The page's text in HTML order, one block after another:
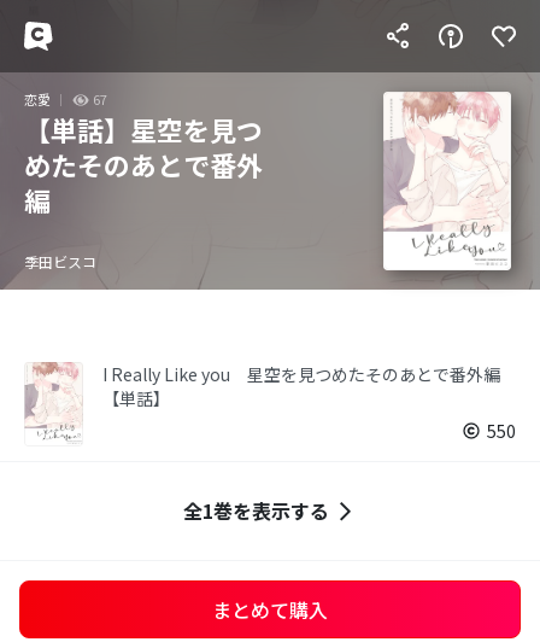
恋愛 67
【単話】星空を見つ
めたそのあとで番外
編
季田ビスコ
I Really Like you 星空を見つめたそのあとで番外編
【単話】
550
全1巻を表示する
まとめて購入